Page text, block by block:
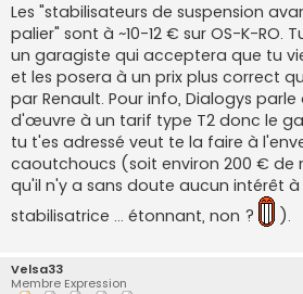
Les "stabilisateurs de suspension
palier" sont à ~10-12 € sur OS-K-RO.
un garagiste qui acceptera que tu
et les posera à un prix plus correct
par Renault. Pour info, Dialogys
d'œuvre à un tarif type T2 donc le
tu t'es adressé veut te la faire à
caoutchoucs (soit environ 200 € de
qu'il n'y a sans doute aucun intérêt
stabilisatrice ... étonnant, non ?
).
Velsa33
Membre Expression